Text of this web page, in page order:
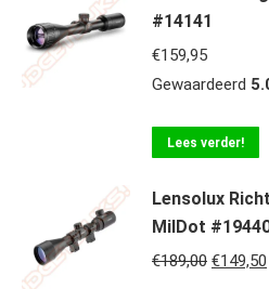
#14141
€159,95
Gewaardeerd
Lees verder!
Lensolux
MilDot
€189,00 €149,50